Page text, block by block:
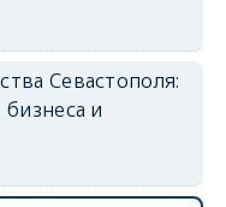
Севастополя:
и